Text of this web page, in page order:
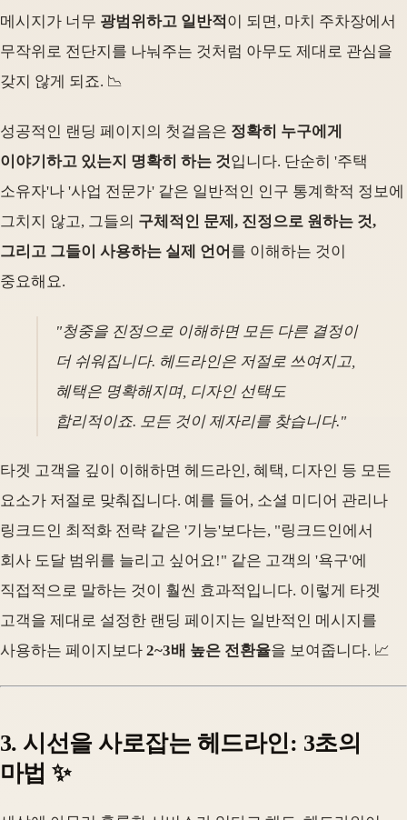
메시지가 너무 광범위하고 일반적 이 되면, 마치 주차장에서
무작위로 전단지를 나눠주는 것처럼 아무도 제대로 관심을
갖지 않게 되죠. 📉
성공적인 랜딩 페이지의 첫걸음은 정확히 누구에게
이야기하고 있는지 명확히 하는 것입니다. 단순히 '주택
소유자'나 '사업 전문가' 같은 일반적인 인구 통계학적 정보에
그치지 않고, 그들의 구체적인 문제, 진정으로 원하는 것,
그리고 그들이 사용하는 실제 언어 를 이해하는 것이
중요해요.
"청중을 진정으로 이해하면 모든 다른 결정이
더 쉬워집니다. 헤드라인은 저절로 쓰여지고,
혜택은 명확해지며, 디자인 선택도
합리적이죠. 모든 것이 제자리를 찾습니다."
타겟 고객을 깊이 이해하면 헤드라인, 혜택, 디자인 등 모든
요소가 저절로 맞춰집니다. 예를 들어, 소셜 미디어 관리나
링크드인 최적화 전략 같은 '기능'보다는, "링크드인에서
회사 도달 범위를 늘리고 싶어요!" 같은 고객의 '욕구'에
직접적으로 말하는 것이 훨씬 효과적입니다. 이렇게 타겟
고객을 제대로 설정한 랜딩 페이지는 일반적인 메시지를
사용하는 페이지보다 2~3배 높은 전환율을 보여줍니다. 📈
3. 시선을 사로잡는 헤드라인: 3초의
마법 ✨